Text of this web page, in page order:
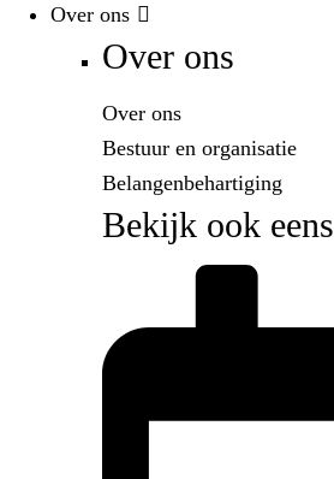
Over ons
Over ons
Over ons
Bestuur en organisatie
Belangenbehartiging
Bekijk ook eens